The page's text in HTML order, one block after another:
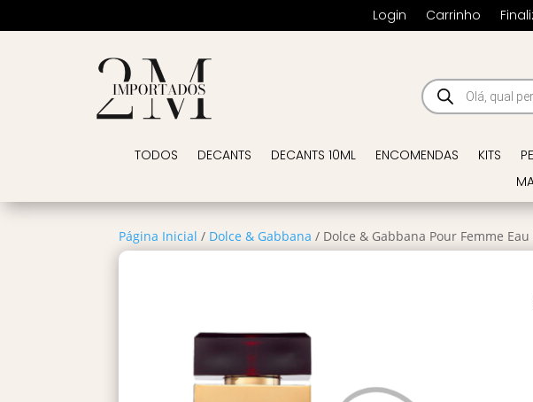
Login Carrinho
Pesquisar
produtos
TODOS DECANTS DECANTS 10ML ENCOMENDAS KITS
Página Inicial / Dolce & Gabbana / Dolce & Gabbana Pour Femme